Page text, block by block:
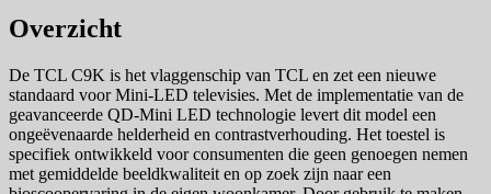
Overzicht
De TCL C9K is het vlaggenschip van TCL en zet een nieuwe
standaard voor Mini-LED televisies. Met de implementatie van de
geavanceerde QD-Mini LED technologie levert dit model een
ongeëvenaarde helderheid en contrastverhouding. Het toestel is
specifiek ontwikkeld voor consumenten die geen genoegen nemen
met gemiddelde beeldkwaliteit en op zoek zijn naar een